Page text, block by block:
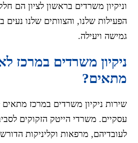
וניקיון משרדים בראשון לציון הם
הפעילות שלנו, והצוותים שלנו נעים
גמישה ויעילה.
ניקיון משרדים במרכז
מתאים?
שירות ניקיון משרדים במרכז מתאים
עסקיים. משרדי הייטק הזקוקים
לעובדיהם, מרפאות וקליניקות